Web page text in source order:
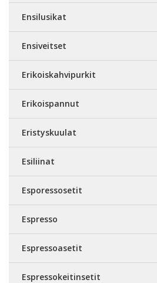
Ensilusikat
Ensiveitset
Erikoiskahvipurkit
Erikoispannut
Eristyskuulat
Esiliinat
Esporessosetit
Espresso
Espressoasetit
Espressokeitinsetit